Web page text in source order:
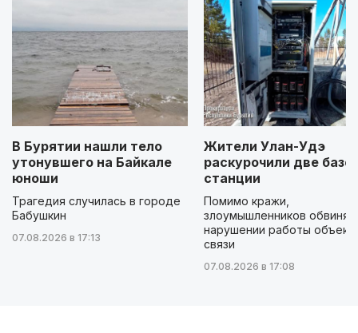
В Бурятии нашли тело
утонувшего на Байкале
юноши
Трагедия случилась в городе
Бабушкин
07.08.2026 в 17:13
Жители Улан-Удэ
раскурочили две
станции
Помимо кражи,
злоумышленников
нарушении работы
связи
07.08.2026 в 17:08